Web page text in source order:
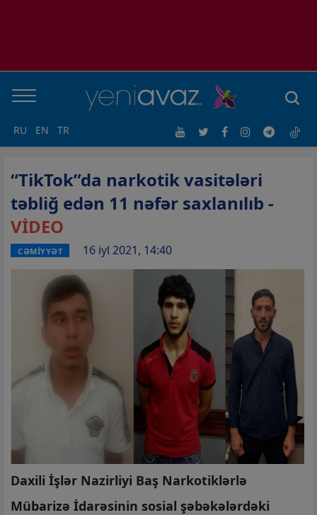
RU EN TR
“TikTok”da narkotik vasitələri
təbliğ edən 11 nəfər saxlanılıb -
VİDEO
CƏMİYYƏT 16 iyl 2021, 14:40
Daxili İşlər Nazirliyi Baş Narkotiklərlə
Mübarizə İdarəsinin sosial şəbəkələrdəki